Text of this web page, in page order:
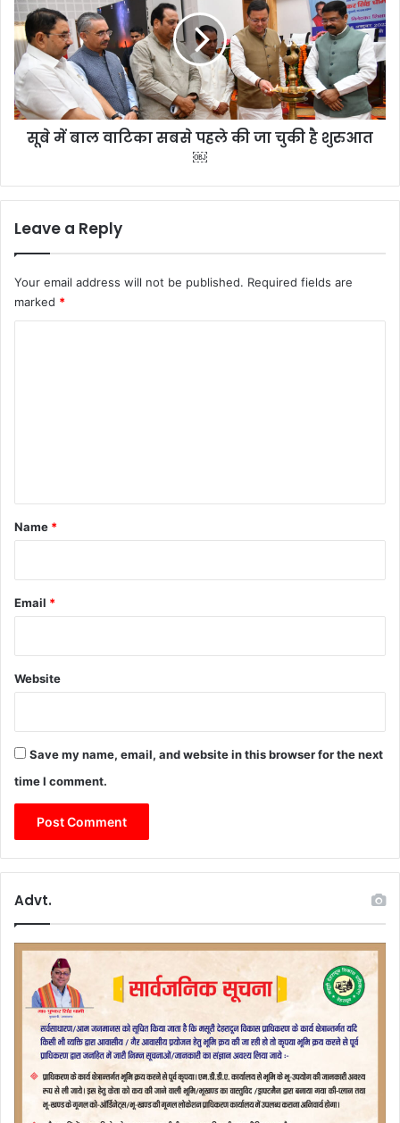
बाल
वाटिका
सबसे
पहले
की
जा
चुकी
सूबे में बाल वाटिका सबसे पहले की जा चुकी है शुरुआत
￼
Leave a Reply
Your email address will not be published. Required fields are
marked *
*
Name *
Email *
Website
Save my name, email, and website in this browser for the next
time I comment.
Advt.